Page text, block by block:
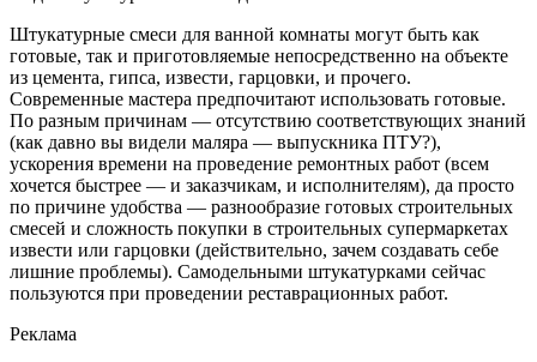
Штукатурные смеси для ванной комнаты могут быть как
готовые, так и приготовляемые непосредственно на объекте
из цемента, гипса, извести, гарцовки, и прочего.
Современные мастера предпочитают использовать готовые.
По разным причинам — отсутствию соответствующих знаний
(как давно вы видели маляра — выпускника ПТУ?),
ускорения времени на проведение ремонтных работ (всем
хочется быстрее — и заказчикам, и исполнителям), да просто
по причине удобства — разнообразие готовых строительных
смесей и сложность покупки в строительных супермаркетах
извести или гарцовки (действительно, зачем создавать себе
лишние проблемы). Самодельными штукатурками сейчас
пользуются при проведении реставрационных работ.
Реклама